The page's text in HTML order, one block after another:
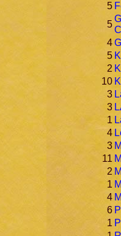
5
5
4
5
2
10
3
3
1
4
3
11
2
1
4
6
1